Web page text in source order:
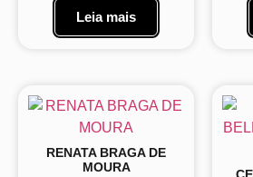
Leia mais
RENATA BRAGA DE
MOURA